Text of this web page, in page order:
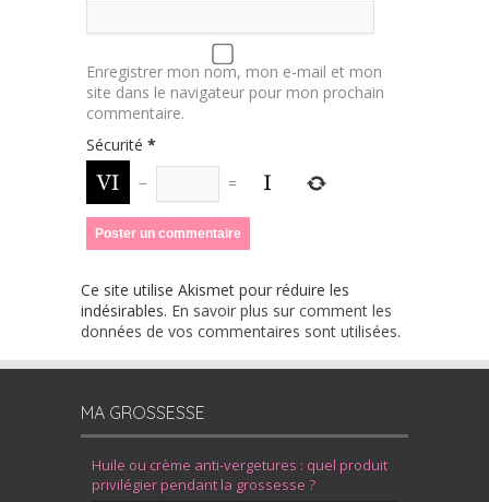
Enregistrer mon nom, mon e-mail et mon
site dans le navigateur pour mon prochain
commentaire.
Sécurité *
−
=
Ce site utilise Akismet pour réduire les
indésirables. En savoir plus sur comment les
données de vos commentaires sont utilisées.
MA GROSSESSE
Huile ou crème anti-vergetures : quel produit
privilégier pendant la grossesse ?